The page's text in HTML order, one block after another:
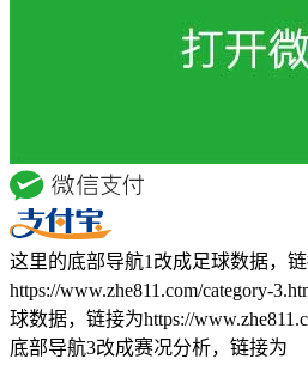
这里的底部导航1改成足球数据，
https://www.zhe811.com/category-
球数据，链接为https://
底部导航3改成赛况分析，链接为